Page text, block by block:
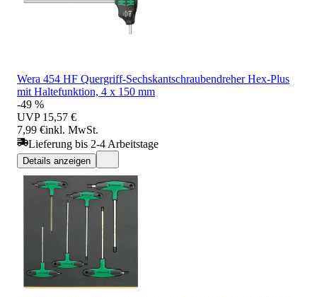
Wera 454 HF Quergriff-Sechskantschraubendreher Hex-Plus
mit Haltefunktion, 4 x 150 mm
-49 %
UVP 15,57 €
7,99 €inkl. MwSt.
Lieferung bis 2-4 Arbeitstage
Details anzeigen